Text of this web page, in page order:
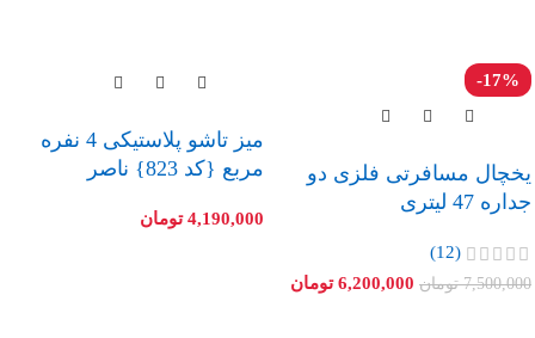
-17%
یخچال مسافرتی فلزی دو
جداره 47 لیتری
(12)
7,500,000 تومان 6,200,000 تومان
میز تاشو پلاستیکی 4 نفره
مربع {کد 823} ناصر
4,190,000 تومان